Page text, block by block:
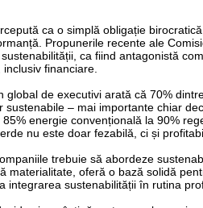
ca o simplă obligație
Propunerile recente ale
ca fiind antagonistă
financiare.
global de executivi arată că 70%
sustenabile – mai importante chiar
energie convențională la 90%
nu este doar fezabilă, ci și
trebuie să abordeze
materialitate, oferă o bază solidă
integrarea sustenabilității în rutina